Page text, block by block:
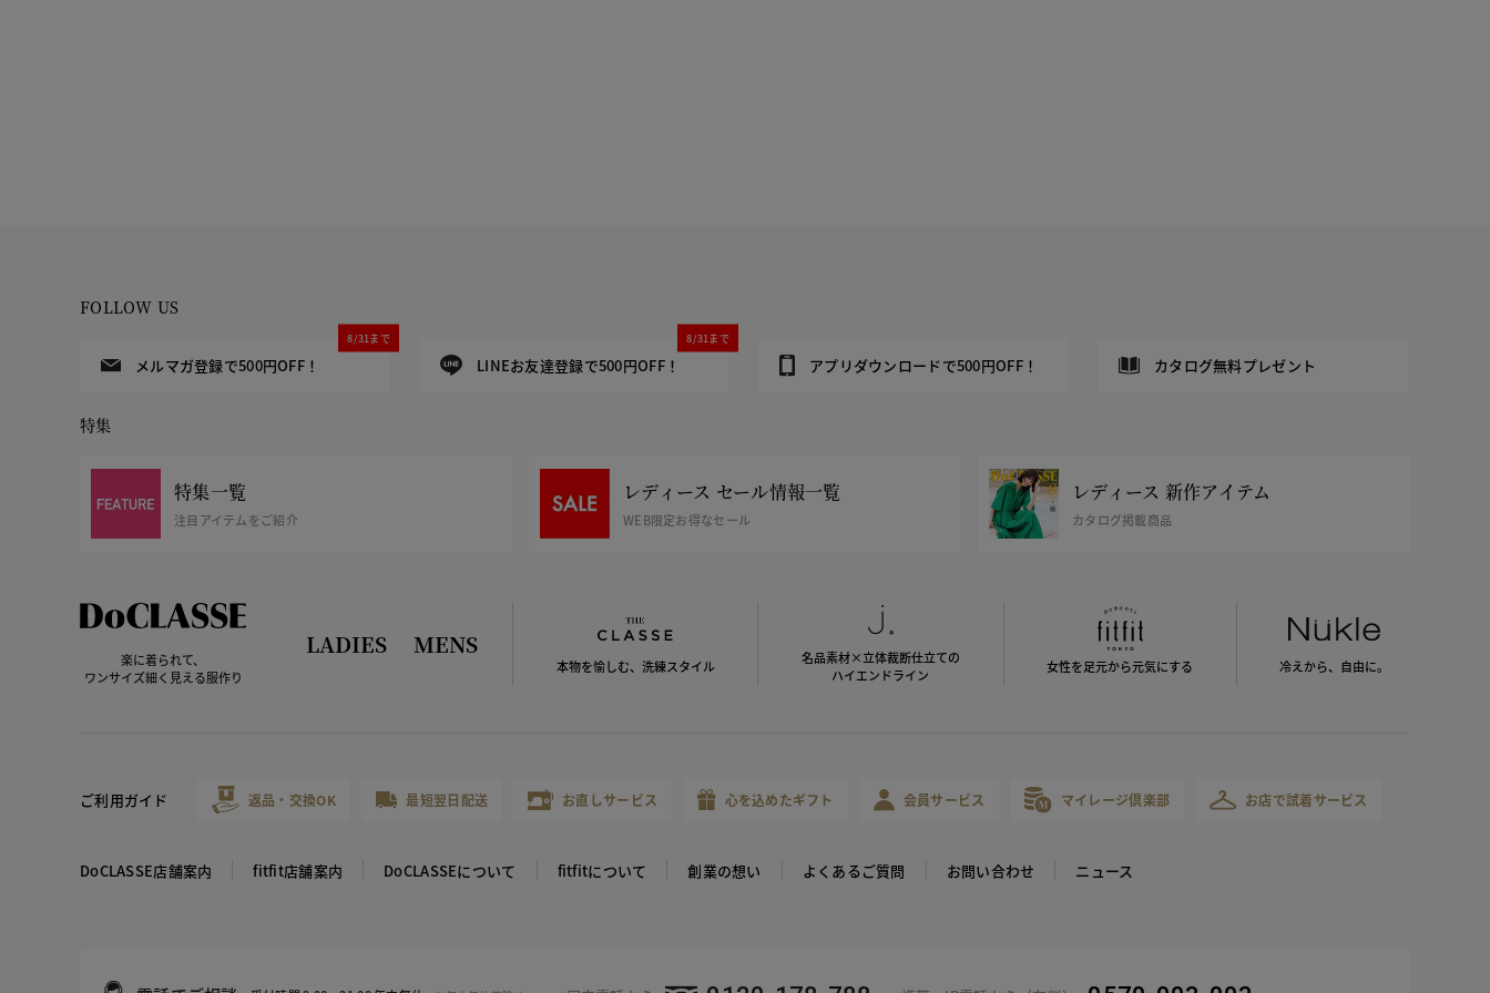
FOLLOW US
メルマガ登録で500円OFF！
8/31まで
LINEお友達登録で500円OFF！
8/31まで
アプリダウンロードで500円OFF！ カタログ無料プレゼント
特集
特集一覧
注目アイテムをご紹介
レディース セール情報一覧
WEB限定お得なセール
レディース 新作アイテム
カタログ掲載商品
楽に着られて、
ワンサイズ細く見える服作り
LADIES MENS
本物を愉しむ、洗練スタイル
名品素材×立体裁断仕立ての
ハイエンドライン
女性を足元から元気にする 冷えから、 自由に。
ご利用ガイド 返品・交換OK 最短翌日配送 お直しサービス 心を込めたギフト 会員サービス マイレージ倶楽部 お店で試着サービス
DoCLASSE店舗案内 fitfit店舗案内 DoCLASSEについて fitfitについて 創業の想い よくあるご質問 お問い合わせ ニュース